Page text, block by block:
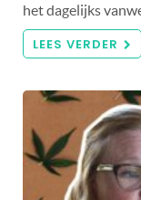
het dagelijks
LEES VERDER